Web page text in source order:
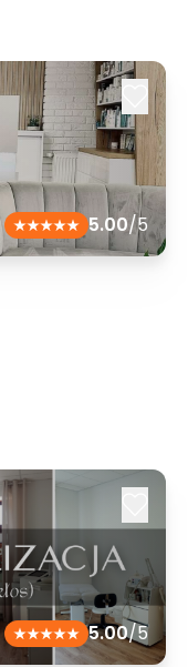
5.00/5
5.00/5